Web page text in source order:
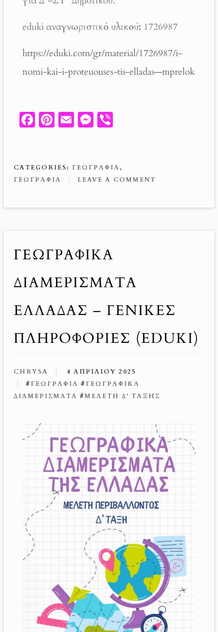
eduki αναγνωριστικό υλικού: 1726987
https://eduki.com/gr/material/1726987/i-
nomi-kai-i-proteuouses-tis-elladas—mprelok
Fa
o
o
Pi
es
t
E M
n
g
CATEGORIES: ΓΕΩΓΡΑΦΙΑ,
ΓΕΩΓΡΑΦΊΑ
LEAVE A COMMENT
ΓΕΩΓΡΑΦΙΚΑ
ΔΙΑΜΕΡΙΣΜΑΤΑ
ΕΛΛΑΔΑΣ – ΓΕΝΙΚΕΣ
ΠΛΗΡΟΦΟΡΙΕΣ (EDUKI)
CHRYSA
4 ΑΠΡΙΛΊΟΥ 2025
#ΓΕΩΓΡΑΦΊΑ #ΓΕΩΓΡΑΦΙΚΆ
ΔΙΑΜΕΡΊΣΜΑΤΑ #ΜΕΛΈΤΗ Δ' ΤΆΞΗΣ